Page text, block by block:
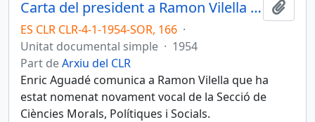
Carta del president a Ramon Vilella Figueras
ES CLR CLR-4-1-1954-SOR, 166 ·
Unitat documental simple · 1954
Part deArxiu del CLR
Enric Aguadé comunica a Ramon Vilella que ha
estat nomenat novament vocal de la Secció de
Ciències Morals, Polítiques i Socials.